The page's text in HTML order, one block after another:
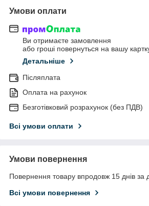
Умови оплати
Ви отримаєте замовлення
або гроші повернуться на вашу
Детальніше
Післяплата
Оплата на рахунок
Безготівковий розрахунок (без ПДВ)
Всі умови оплати
Умови повернення
Повернення товару впродовж 15 днів за
Всі умови повернення